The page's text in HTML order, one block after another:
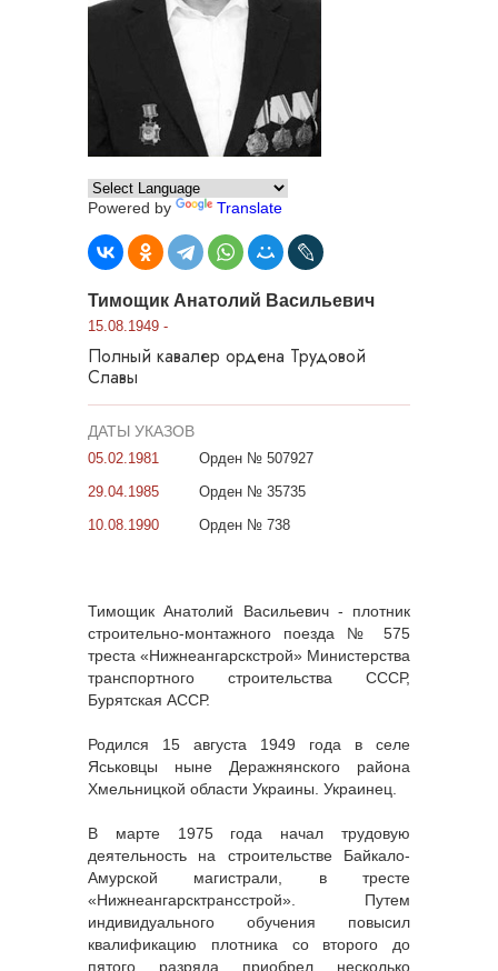
Powered by Translate
Тимощик Анатолий Васильевич
15.08.1949 -
Полный кавалер ордена Трудовой
Славы
ДАТЫ УКАЗОВ
05.02.1981
Орден № 507927
29.04.1985
Орден № 35735
10.08.1990
Орден № 738
Тимощик Анатолий Васильевич - плотник
строительно-монтажного поезда № 575
треста «Нижнеангарскстрой» Министерства
транспортного строительства СССР,
Бурятская АССР.
Родился 15 августа 1949 года в селе
Яськовцы ныне Деражнянского района
Хмельницкой области Украины. Украинец.
В марте 1975 года начал трудовую
деятельность на строительстве Байкало-
Амурской магистрали, в тресте
«Нижнеангарсктрансстрой». Путем
индивидуального обучения повысил
квалификацию плотника со второго до
пятого разряда приобрел несколько